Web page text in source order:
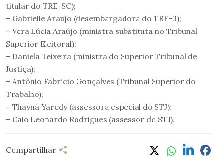
titular do TRE-SC);
– Gabrielle Araújo (desembargadora do TRF-3);
– Vera Lúcia Araújo (ministra substituta no Tribunal
Superior Eleitoral);
– Daniela Teixeira (ministra do Superior Tribunal de
Justiça);
– Antônio Fabrício Gonçalves (Tribunal Superior do
Trabalho);
– Thayná Yaredy (assessora especial do STJ);
– Caio Leonardo Rodrigues (assessor do STJ).
Compartilhar